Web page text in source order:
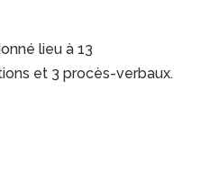
lieu à 13
et 3 procès-verbaux.